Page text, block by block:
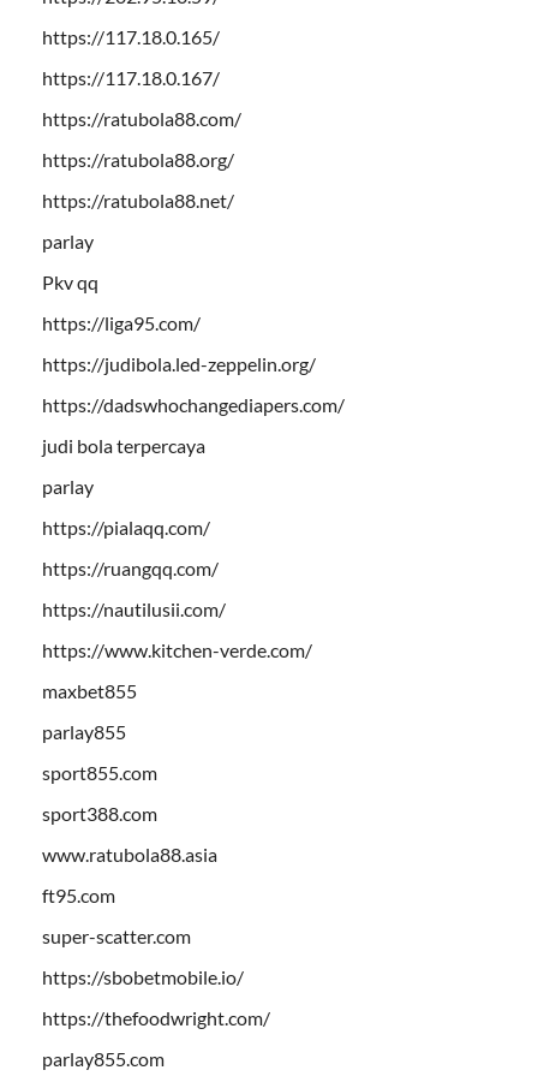
https://117.18.0.165/
https://117.18.0.167/
https://ratubola88.com/
https://ratubola88.org/
https://ratubola88.net/
parlay
Pkv qq
https://liga95.com/
https://judibola.led-zeppelin.org/
https://dadswhochangediapers.com/
judi bola terpercaya
parlay
https://pialaqq.com/
https://ruangqq.com/
https://nautilusii.com/
https://www.kitchen-verde.com/
maxbet855
parlay855
sport855.com
sport388.com
www.ratubola88.asia
ft95.com
super-scatter.com
https://sbobetmobile.io/
https://thefoodwright.com/
parlay855.com